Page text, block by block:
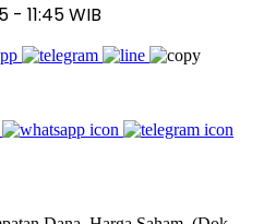
- 11:45 WIB